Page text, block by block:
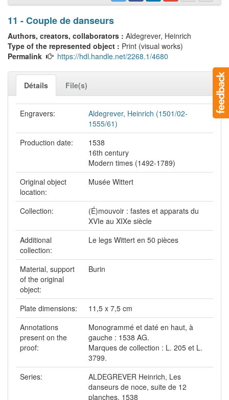
11 - Couple de danseurs
Authors, creators, collaborators : Aldegrever, Heinrich
Type of the represented object : Print (visual works)
Permalink
https://hdl.handle.net/2268.1/4680
Détails File(s)
Engravers:
Aldegrever, Heinrich (1501/02-
1555/61)
Production date:
1538
16th century
Modern times (1492-1789)
Original object
location:
Musée Wittert
Collection:
(É)mouvoir : fastes et apparats du
XVIe au XIXe siècle
Additional
collection:
Le legs Wittert en 50 pièces
Material, support
of the original
object:
Burin
Plate dimensions:
11,5 x 7,5 cm
Annotations
present on the
proof:
Monogrammé et daté en haut, à
gauche : 1538 AG.
Marques de collection : L. 205 et L.
3799.
Series:
ALDEGREVER Heinrich, Les
danseurs de noce, suite de 12
planches, 1538